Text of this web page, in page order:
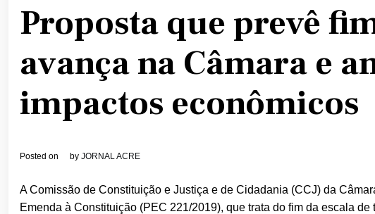
Proposta que prevê
avança na Câmara e
impactos econômicos
Posted on by JORNAL ACRE
A Comissão de Constituição e Justiça e de Cidadania (CCJ) da
Emenda à Constituição (PEC 221/2019), que trata do fim da escala